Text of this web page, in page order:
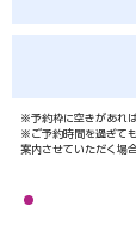
※予約枠に空きがあれ
​※ご予約時間を過ぎて
案内させていただく場